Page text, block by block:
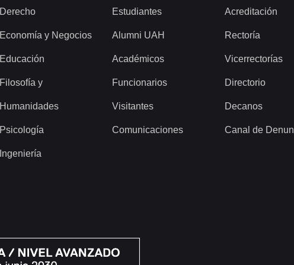
Derecho
Economía y Negocios
Educación
Filosofía y
Humanidades
Psicología
Ingeniería
Estudiantes
Alumni UAH
Académicos
Funcionarios
Visitantes
Comunicaciones
Acreditación
Rectoría
Vicerrectorías
Directorio
Decanos
Canal de